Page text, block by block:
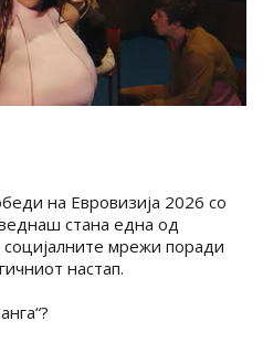
на Евровизија 2026 со
веднаш стана една од
мрежи поради
настап.